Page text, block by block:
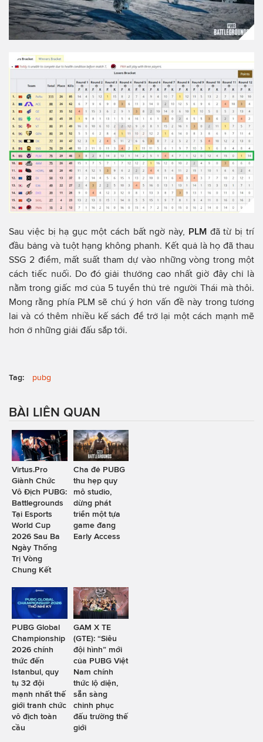
Sau việc bị hạ gục một cách bất ngờ này, PLM đã từ bị trí
đầu bảng và tuột hạng không phanh. Kết quả là họ đã thau
SSG 2 điểm, mất suất tham dự vào những vòng trong một
cách tiếc nuối. Do đó giải thưởng cao nhất giờ đây chỉ là
nằm trong giấc mơ của 5 tuyển thủ trẻ người Thái mà thôi.
Mong rằng phía PLM sẽ chú ý hơn vấn đề này trong tương
lai và có thêm nhiều kế sách để trở lại một cách mạnh mẽ
hơn ở những giải đấu sắp tới.
Tag: pubg
BÀI LIÊN QUAN
Virtus.Pro
Giành Chức
Vô Địch PUBG:
Battlegrounds
Tại Esports
World Cup
2026 Sau Ba
Ngày Thống
Trị Vòng
Chung Kết
Cha đẻ PUBG
thu hẹp quy
mô studio,
dừng phát
triển một tựa
game đang
Early Access
PUBG Global
Championship
2026 chính
thức đến
Istanbul, quy
tụ 32 đội
mạnh nhất thế
giới tranh chức
vô địch toàn
cầu
GAM X TE
(GTE): “Siêu
đội hình” mới
của PUBG Việt
Nam chính
thức lộ diện,
sẵn sàng
chinh phục
đấu trường thế
giới